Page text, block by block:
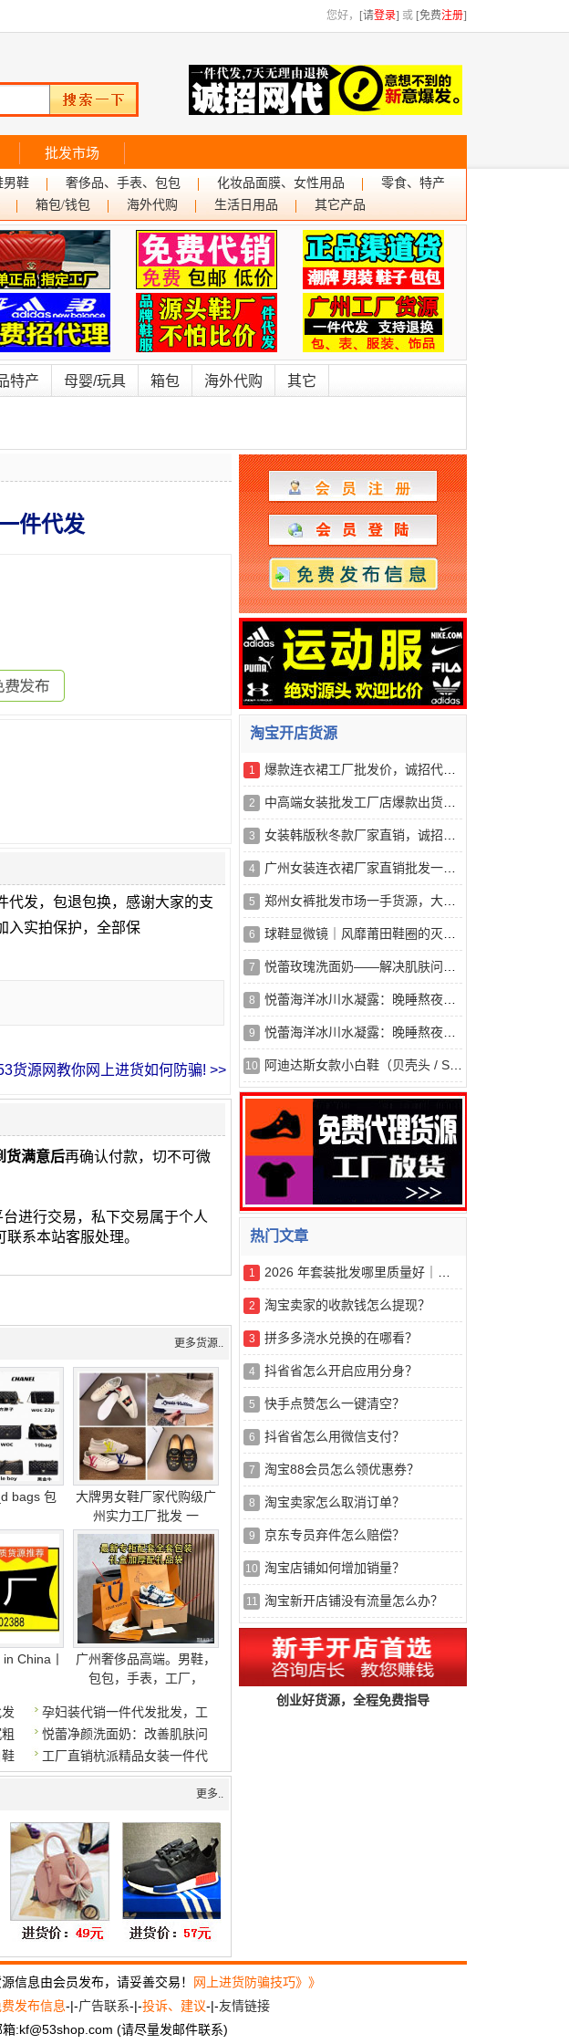
您好， [请登录] 或 [免费注册]
批发市场
男鞋 奢侈品、手表、包包 化妆品面膜、女性用品
零食、特产
箱包/钱包 海外代购 生活日用品 其它产品
特产 母婴/玩具 箱包 海外代购 其它
件代发
代发，包退包换，感谢大家的支
入实拍保护，全部保
货源网教你网上进货如何防骗! >>
货满意后再确认付款，切不可微
进行交易，私下交易属于个人
系本站客服处理。
更多货源..
bags 包
大牌男女鞋厂家代购级广
州实力工厂批发 一
China丨
广州奢侈品高端。男鞋，
包包，手表，工厂，
孕妇装代销一件代发批发，工
悦蕾净颜洗面奶：改善肌肤问
工厂直销杭派精品女装一件代
更多..
淘宝开店货源
1 爆款连衣裙工厂批发价，诚招代理一件代发
2 中高端女装批发工厂店爆款出货，一手货源一件代发
3 女装韩版秋冬款厂家直销，诚招代理，一手货源
4 广州女装连衣裙厂家直销批发一手货源，价格优惠，量大从优
5 郑州女裤批发市场一手货源，大量现货，量大优惠
6 球鞋显微镜｜风靡莆田鞋圈的灭世版本GT Cut可以实战？真的那么
7 悦蕾玫瑰洗面奶——解决肌肤问题的关键密码
8 悦蕾海洋冰川水凝露：晚睡熬夜族的护肤救星
9 悦蕾海洋冰川水凝露：晚睡熬夜族的护肤法宝
10 阿迪达斯女款小白鞋（贝壳头 / Samba/Forum84）正规
热门文章
1 2026 年套装批发哪里质量好｜五大线上服装采购渠道专业实测解读
2 淘宝卖家的收款钱怎么提现？
3 拼多多浇水兑换的在哪看？
4 抖省省怎么开启应用分身？
5 快手点赞怎么一键清空？
6 抖省省怎么用微信支付？
7 淘宝88会员怎么领优惠券？
8 淘宝卖家怎么取消订单？
9 京东专员弃件怎么赔偿？
10 淘宝店铺如何增加销量？
11 淘宝新开店铺没有流量怎么办？
创业好货源，全程免费指导
信息由会员发布，请妥善交易！
网上进货防骗技巧》》
发布信息-|-广告联系-|-投诉、建议-|-友情链接
:kf@53shop.com (请尽量发邮件联系)